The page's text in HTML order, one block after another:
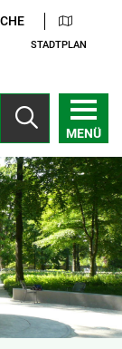
STADTPLAN
MENÜ